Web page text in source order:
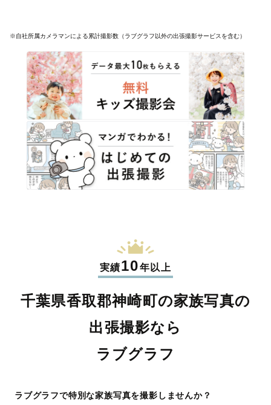
※自社所属カメラマンによる累計撮影数（ラブグラフ以外の出張撮影サービスを含む）
実績10年以上
千葉県香取郡神崎町の家族写真の
出張撮影なら
ラブグラフ
ラブグラフで特別な家族写真を撮影しませんか？